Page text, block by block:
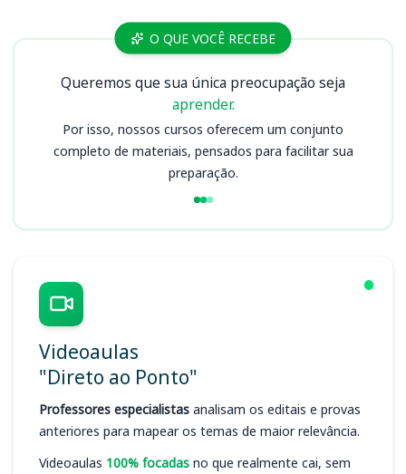
Cursos O QUE VOCÊ RECEBE
Queremos que sua única preocupação seja
aprender.
Por isso, nossos cursos oferecem um conjunto
completo de materiais, pensados para facilitar sua
preparação.
Videoaulas
"Direto ao Ponto"
Professores especialistas analisam os editais e provas
anteriores para mapear os temas de maior relevância.
Videoaulas 100% focadas no que realmente cai, sem